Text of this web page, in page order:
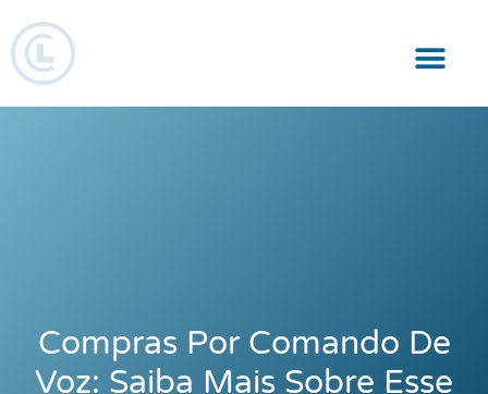
Compras Por Comando De
Voz: Saiba Mais Sobre Esse